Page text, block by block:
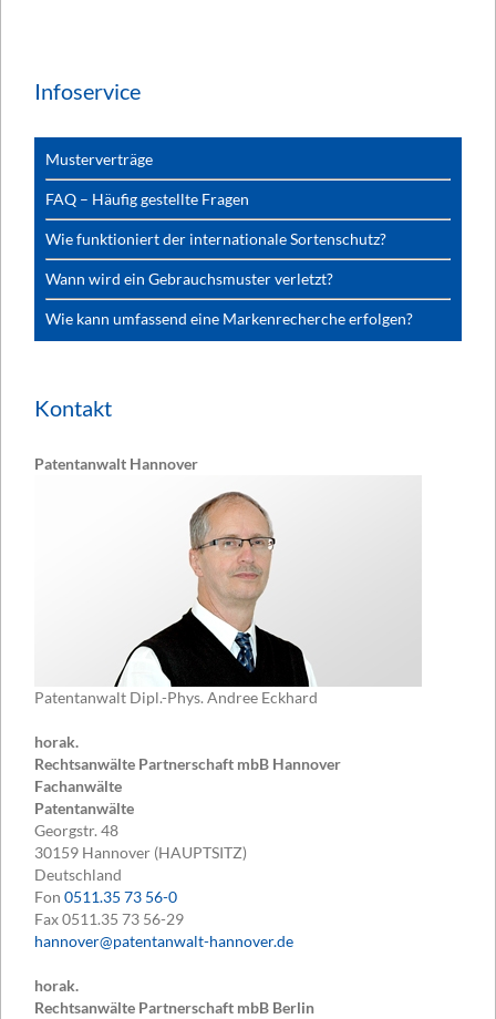
Infoservice
Musterverträge
FAQ – Häufig gestellte Fragen
Wie funktioniert der internationale Sortenschutz?
Wann wird ein Gebrauchsmuster verletzt?
Wie kann umfassend eine Markenrecherche erfolgen?
Kontakt
Patentanwalt Hannover
Patentanwalt Dipl.-Phys. Andree Eckhard
horak.
Rechtsanwälte Partnerschaft mbB Hannover
Fachanwälte
Patentanwälte
Georgstr. 48
30159 Hannover (HAUPTSITZ)
Deutschland
Fon 0511.35 73 56-0
Fax0511.35 73 56-29
hannover@patentanwalt-hannover.de
horak.
Rechtsanwälte Partnerschaft mbB Berlin